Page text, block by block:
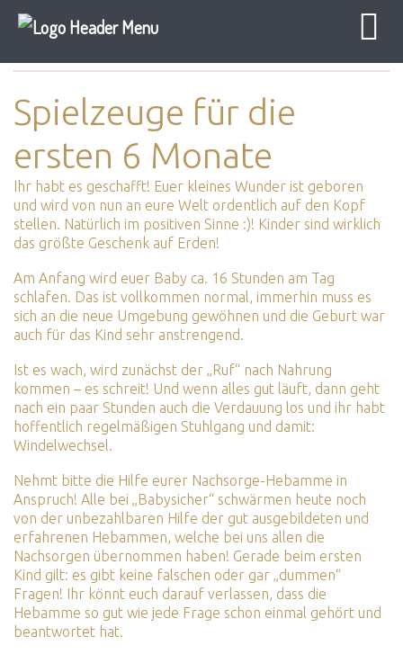
Spielzeuge für die
ersten 6 Monate
Ihr habt es geschafft! Euer kleines Wunder ist geboren
und wird von nun an eure Welt ordentlich auf den Kopf
stellen. Natürlich im positiven Sinne :)! Kinder sind wirklich
das größte Geschenk auf Erden!
Am Anfang wird euer Baby ca. 16 Stunden am Tag
schlafen. Das ist vollkommen normal, immerhin muss es
sich an die neue Umgebung gewöhnen und die Geburt war
auch für das Kind sehr anstrengend.
Ist es wach, wird zunächst der „Ruf“ nach Nahrung
kommen – es schreit! Und wenn alles gut läuft, dann geht
nach ein paar Stunden auch die Verdauung los und ihr habt
hoffentlich regelmäßigen Stuhlgang und damit:
Windelwechsel.
Nehmt bitte die Hilfe eurer Nachsorge-Hebamme in
Anspruch! Alle bei „Babysicher“ schwärmen heute noch
von der unbezahlbaren Hilfe der gut ausgebildeten und
erfahrenen Hebammen, welche bei uns allen die
Nachsorgen übernommen haben! Gerade beim ersten
Kind gilt: es gibt keine falschen oder gar „dummen“
Fragen! Ihr könnt euch darauf verlassen, dass die
Hebamme so gut wie jede Frage schon einmal gehört und
beantwortet hat.